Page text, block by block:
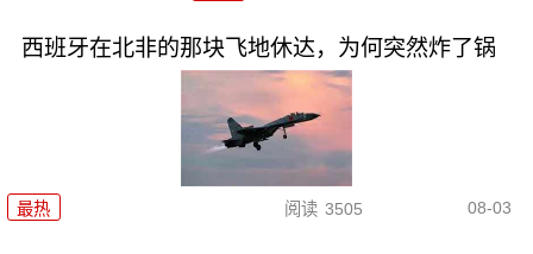
西班牙在北非的那块飞地休达，为何突然炸了锅
最热 阅读 3505 08-03